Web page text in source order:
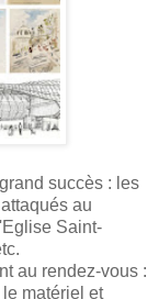
succès : les
au
Saint-
au rendez-vous :
matériel et